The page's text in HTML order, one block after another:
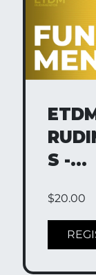
S -
O 2
$20.00